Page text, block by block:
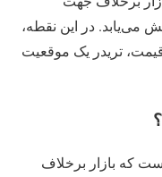
در این نقطه،
تریدر یک موقعیت
که بازار برخلاف